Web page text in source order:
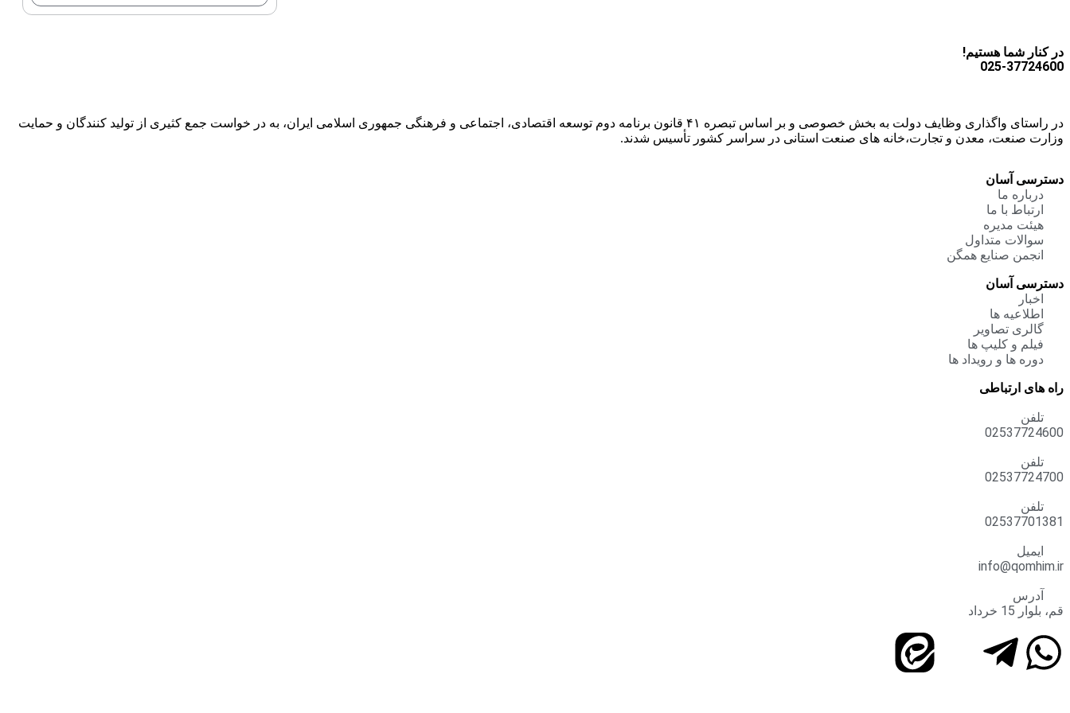
استان و کشور
در کنار شما هستیم!
025-37724600
در راستای واگذاری وظایف دولت به بخش خصوصی و بر اساس تبصره ۴۱ قانون برنامه دوم توسعه اقتصادی، اجتماعی و فرهنگی جمهوری اسلامی ایران، به در خواست جمع کثیری از تولید کنندگان و حمایت
وزارت صنعت، معدن و تجارت،خانه های صنعت استانی در سراسر کشور تأسیس شدند.
دسترسی آسان
درباره ما
ارتباط با ما
هیئت مدیره
سوالات متداول
انجمن صنایع همگن
دسترسی آسان
اخبار
اطلاعیه ها
گالری تصاویر
فیلم و کلیپ ها
دوره ها و رویداد ها
راه های ارتباطی
تلفن
02537724600
تلفن
02537724700
تلفن
02537701381
ایمیل
info@qomhim.ir
آدرس
قم، بلوار 15 خرداد